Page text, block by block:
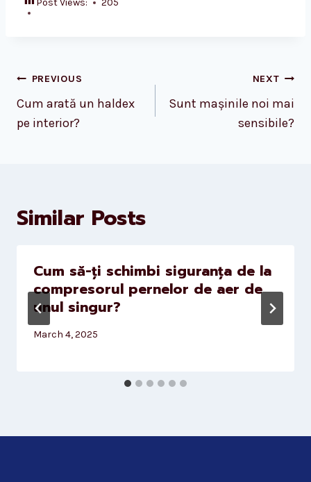
Post Views: 205
Post
navigation
PREVIOUS
Cum arată un haldex
pe interior?
NEXT
Sunt mașinile noi mai
sensibile?
Similar Posts
Cum să-ți schimbi siguranța de la
compresorul pernelor de aer de
unul singur?
March 4, 2025